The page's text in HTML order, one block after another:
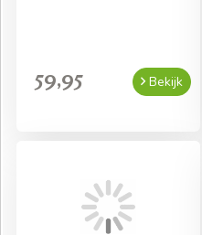
59,95 Bekijk